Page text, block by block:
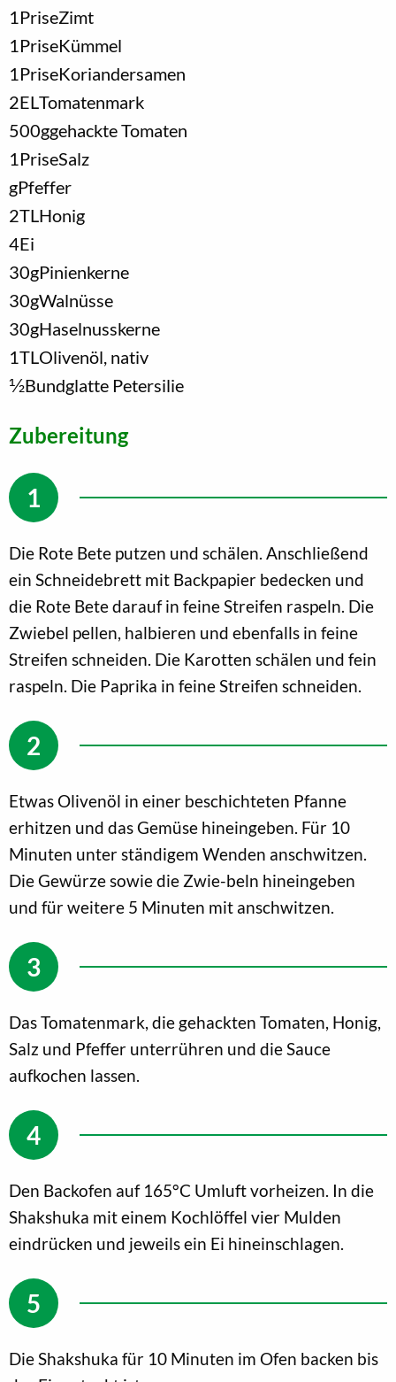
1 PriseZimt
1 PriseKümmel
1 PriseKoriandersamen
2EL Tomatenmark
500ggehackte Tomaten
1 PriseSalz
gPfeffer
2TL Honig
4Ei
30gPinienkerne
30gWalnüsse
30gHaselnusskerne
1TL Olivenöl, nativ
1/2Bundglatte Petersilie
Zubereitung
Die Rote Bete putzen und schälen. Anschließend
ein Schneidebrett mit Backpapier bedecken und
die Rote Bete darauf in feine Streifen raspeln. Die
Zwiebel pellen, halbieren und ebenfalls in feine
Streifen schneiden. Die Karotten schälen und fein
raspeln. Die Paprika in feine Streifen schneiden.
Etwas Olivenöl in einer beschichteten Pfanne
erhitzen und das Gemüse hineingeben. Für 10
Minuten unter ständigem Wenden anschwitzen.
Die Gewürze sowie die Zwie-beln hineingeben
und für weitere 5 Minuten mit anschwitzen.
Das Tomatenmark, die gehackten Tomaten, Honig,
Salz und Pfeffer unterrühren und die Sauce
aufkochen lassen.
Den Backofen auf 165°C Umluft vorheizen. In die
Shakshuka mit einem Kochlöffel vier Mulden
eindrücken und jeweils ein Ei hineinschlagen.
Die Shakshuka für 10 Minuten im Ofen backen bis